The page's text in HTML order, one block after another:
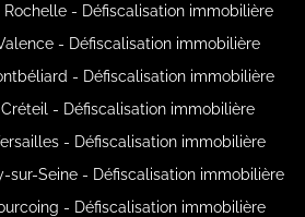
Rochelle - Défiscalisation immobilière
- Défiscalisation immobilière
- Défiscalisation immobilière
- Défiscalisation immobilière
- Défiscalisation immobilière
sur-Seine - Défiscalisation immobilière
- Défiscalisation immobilière